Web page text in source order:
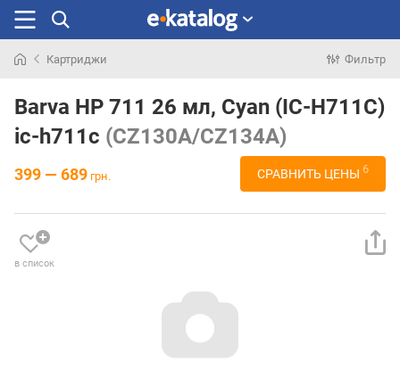
раньше
Картриджи Фильтр
Barva HP 711 26 мл, Cyan (IC-H711C)
ic-h711c (CZ130A/CZ134A)
399 — 689 грн. СРАВНИТЬ ЦЕНЫ 6
в список